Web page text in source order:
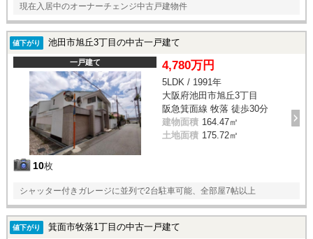
現在入居中のオーナーチェンジ中古戸建物件
値下がり 池田市旭丘3丁目の中古一戸建て
一戸建て
10枚
4,780万円
5LDK / 1991年
大阪府池田市旭丘3丁目
阪急箕面線 牧落 徒歩30分
建物面積 164.47㎡
土地面積 175.72㎡
シャッター付きガレージに並列で2台駐車可能、全部屋7帖以上
値下がり 箕面市牧落1丁目の中古一戸建て